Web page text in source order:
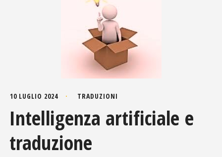
10 LUGLIO 2024 TRADUZIONI
Intelligenza artificiale e
traduzione